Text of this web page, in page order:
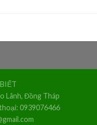
Lãnh, Đồng Tháp
0939076466